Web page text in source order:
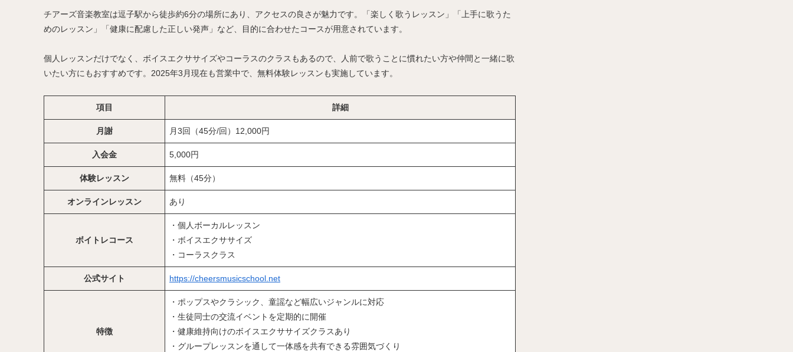
チアーズ音楽教室は逗子駅から徒歩約6分の場所にあり、アクセスの良さが魅力です。「楽しく歌うレッスン」「上手に歌うた
めのレッスン」「健康に配慮した正しい発声」など、目的に合わせたコースが用意されています。
個人レッスンだけでなく、ボイスエクササイズやコーラスのクラスもあるので、人前で歌うことに慣れたい方や仲間と一緒に歌
いたい方にもおすすめです。2025年3月現在も営業中で、無料体験レッスンも実施しています。
項目 詳細
月謝 月3回（45分/回）12,000円
入会金 5,000円
体験レッスン 無料（45分）
オンラインレッスン あり
ボイトレコース
・個人ボーカルレッスン
・ボイスエクササイズ
・コーラスクラス
公式サイト https://cheersmusicschool.net
特徴
・ポップスやクラシック、童謡など幅広いジャンルに対応
・生徒同士の交流イベントを定期的に開催
・健康維持向けのボイスエクササイズクラスあり
・グループレッスンを通して一体感を共有できる雰囲気づくり